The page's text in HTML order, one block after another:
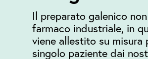
Il preparato galenico
farmaco industriale, in
viene allestito su misura
singolo paziente dai